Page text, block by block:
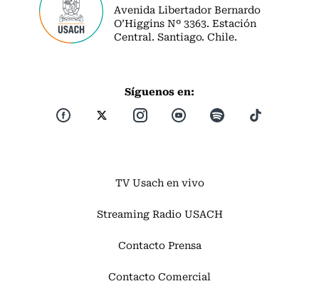
Avenida Libertador Bernardo
O’Higgins Nº 3363. Estación
Central. Santiago. Chile.
Síguenos en:
TV Usach en vivo
Streaming Radio USACH
Contacto Prensa
Contacto Comercial